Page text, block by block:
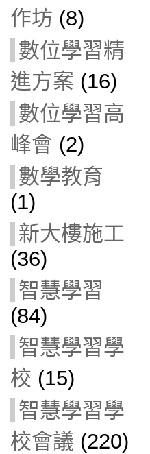
作坊 (8)
數位學習精
進方案 (16)
數位學習高
峰會 (2)
數學教育
(1)
新大樓施工
(36)
智慧學習
(84)
智慧學習學
校 (15)
智慧學習學
校會議 (220)